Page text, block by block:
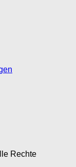
Rechte